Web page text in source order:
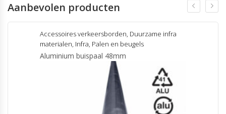
Aanbevolen producten
Accessoires verkeersborden, Duurzame infra
materialen, Infra, Palen en beugels
Aluminium buispaal 48mm